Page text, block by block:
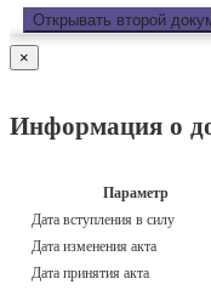
Открывать второй
×
Информация о
Параметр
Дата вступления в силу
Дата изменения акта
Дата принятия акта